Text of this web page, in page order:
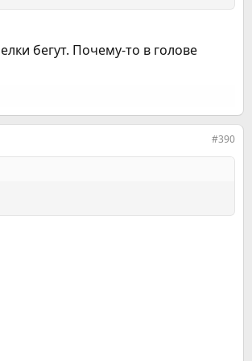
бегут. Почему-то в голове
#390